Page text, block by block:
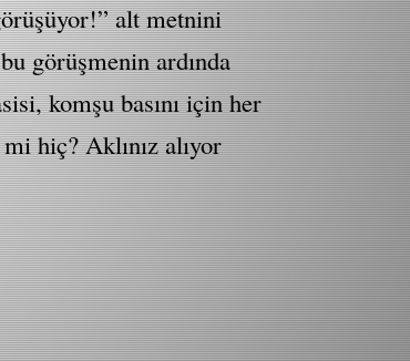
alt metnini
görüşmenin ardında
komşu basını için her
hiç? Aklınız alıyor